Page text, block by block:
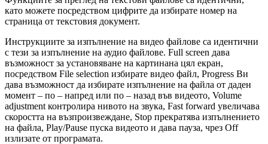
като можете посредством цифрите да избирате номер на
страница от текстовия документ.
Инструкциите за изпълнение на видео файлове са идентични
с тези за изпълнение на аудио файлове. Full screen дава
възможност за установяване на картинана цял екран,
посредством File selection избирате видео файл, Progress Ви
дава възможност да избирате изпълнение на файла от даден
момент – по – напред или по – назад във видеото, Volume
adjustment контролира нивото на звука, Fast forward увеличава
скоростта на възпроизвеждане, Stop прекратява изпълнението
на файла, Play/Pause пуска видеото и дава пауза, чрез Off
излизате от програмата.